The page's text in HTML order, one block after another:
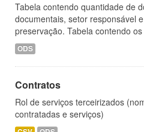
Tabela contendo quantidade de
documentais, setor responsável
preservação. Tabela contendo
ODS
Contratos
Rol de serviços terceirizados
contratadas e serviços)